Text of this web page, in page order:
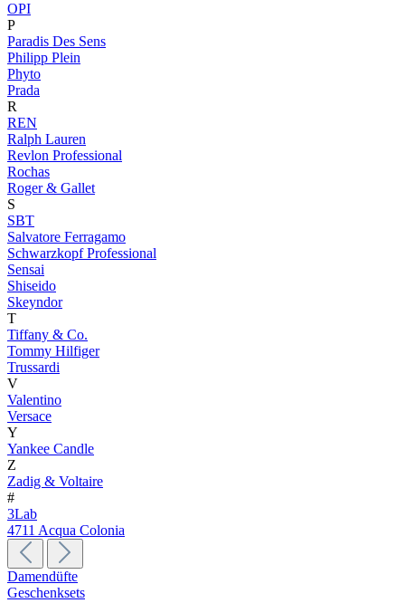
OPI
P
Paradis Des Sens
Philipp Plein
Phyto
Prada
R
REN
Ralph Lauren
Revlon Professional
Rochas
Roger & Gallet
S
SBT
Salvatore Ferragamo
Schwarzkopf Professional
Sensai
Shiseido
Skeyndor
T
Tiffany & Co.
Tommy Hilfiger
Trussardi
V
Valentino
Versace
Y
Yankee Candle
Z
Zadig & Voltaire
#
3Lab
4711 Acqua Colonia
Damendüfte
Geschenksets